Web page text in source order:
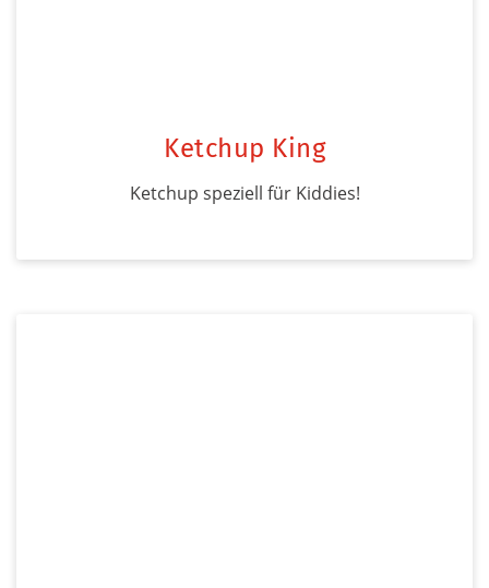
Ketchup King
Ketchup speziell für Kiddies!